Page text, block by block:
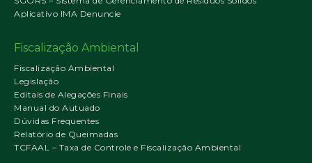
Aplicativo IMA Denuncie
Fiscalização Ambiental
Fiscalização Ambiental
Legislação
Editais de Alegações Finais
Manual do Autuado
Dúvidas Frequentes
Relatório de Queimadas
TCFAAL – Taxa de Controle e Fiscalização Ambiental